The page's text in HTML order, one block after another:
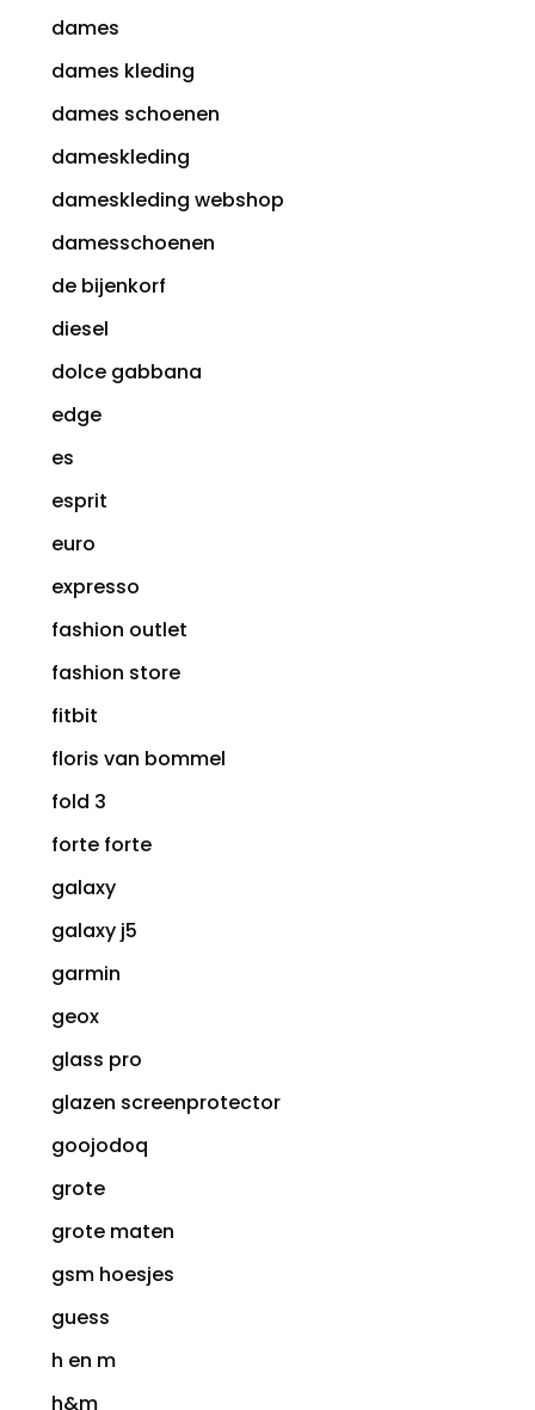
dames
dames kleding
dames schoenen
dameskleding
dameskleding webshop
damesschoenen
de bijenkorf
diesel
dolce gabbana
edge
es
esprit
euro
expresso
fashion outlet
fashion store
fitbit
floris van bommel
fold 3
forte forte
galaxy
galaxy j5
garmin
geox
glass pro
glazen screenprotector
goojodoq
grote
grote maten
gsm hoesjes
guess
h en m
h&m